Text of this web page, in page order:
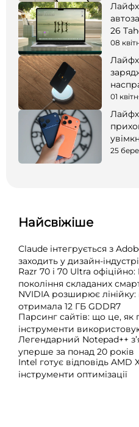
26
08
01
25
Найсвіжіше
Claude інтегрується з
заходить у дизайн-
Razr 70 і 70 Ultra
покоління складаних
NVIDIA розширює лінійку:
отримала 12 ГБ GDDR7
Парсинг сайтів: що це, як
інструменти
Легендарний Notepad++
уперше за понад 20 років
Intel готує відповідь AMD
інструменти оптимізації